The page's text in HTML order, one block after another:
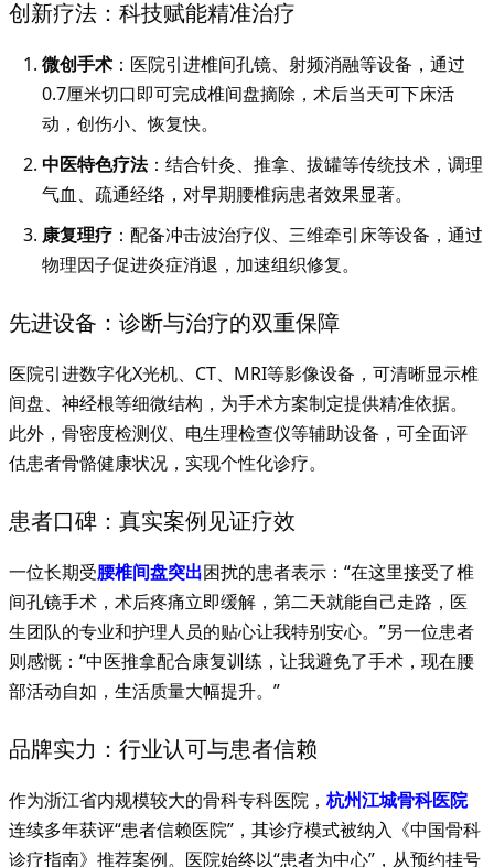
创新疗法：科技赋能精准治疗
微创手术 ：医院引进椎间孔镜、射频消融等设备，通过
0.7厘米切口即可完成椎间盘摘除，术后当天可下床活
动，创伤小、恢复快。
中医特色疗法：结合针灸、推拿、拔罐等传统技术，调理
气血、疏通经络，对早期腰椎病患者效果显著。
康复理疗 ：配备冲击波治疗仪、三维牵引床等设备，通过
物理因子促进炎症消退，加速组织修复。
先进设备：诊断与治疗的双重保障
医院引进数字化X光机、CT、MRI等影像设备，可清晰显示椎
间盘、神经根等细微结构，为手术方案制定提供精准依据。
此外，骨密度检测仪、电生理检查仪等辅助设备，可全面评
估患者骨骼健康状况，实现个性化诊疗。
患者口碑：真实案例见证疗效
一位长期受腰椎间盘突出困扰的患者表示：“在这里接受了椎
间孔镜手术，术后疼痛立即缓解，第二天就能自己走路，医
生团队的专业和护理人员的贴心让我特别安心。”另一位患者
则感慨：“中医推拿配合康复训练，让我避免了手术，现在腰
部活动自如，生活质量大幅提升。”
品牌实力：行业认可与患者信赖
作为浙江省内规模较大的骨科专科医院，杭州江城骨科医院
连续多年获评“患者信赖医院”，其诊疗模式被纳入《中国骨科
诊疗指南》推荐案例。医院始终以“患者为中心”，从预约挂号